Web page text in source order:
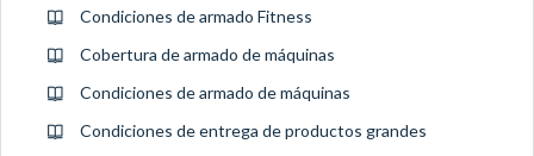
Condiciones de armado Fitness
Cobertura de armado de máquinas
Condiciones de armado de máquinas
Condiciones de entrega de productos grandes